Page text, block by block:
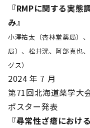
『RMPに関する実
み』
小澤祐太（杏林堂薬局）
局）、松井洸、阿部真也
グス）
2024 年 7 月
第71回北海道薬学大
ポスター発表
『尋常性ざ瘡におけ